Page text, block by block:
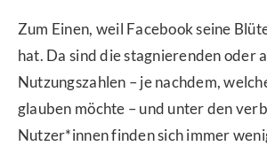
Zum Einen, weil Facebook seine
hat. Da sind die stagnierenden oder
Nutzungszahlen – je nachdem,
glauben möchte – und unter den
Nutzer*innen finden sich immer